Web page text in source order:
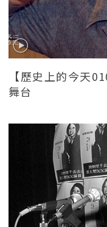
【歷史上的今天
舞台